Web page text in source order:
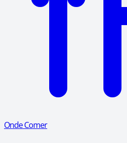
Onde Comer